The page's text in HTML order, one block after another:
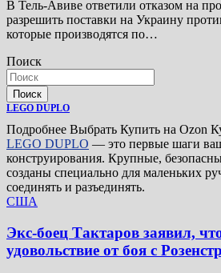
В Тель-Авиве ответили отказом на
разрешить поставки на Украину
которые производятся по…
Поиск
Поиск
LEGO DUPLO
Подробнее Выбрать Купить на Ozon
LEGO DUPLO — это первые шаги
конструирования. Крупные,
созданы специально для маленьких
соединять и разъединять.
США
Экс-боец Тактаров заявил,
удовольствие от боя с